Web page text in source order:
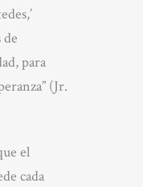
de
para
(Jr.
el
cada